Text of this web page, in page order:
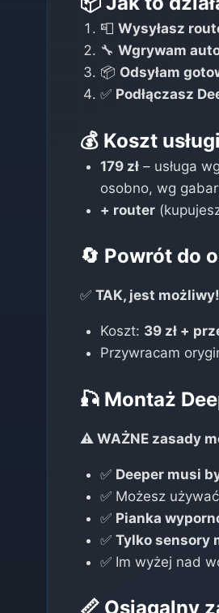
📮Wysyłasz
🔧Wgrywam
📦 Odsyłam
✅ Podłączasz
💰 Koszt
179 zł – usługa
osobno, wg
+ router
🔄 Powrót do
✅ TAK, jest możliwy!
Koszt: 39 zł +
Przywracam
🎣 Montaż
⚠️ WAŻNE zasady
✅ Deeper musi
✅ Możesz używać
✅ Pianka
✅Tylko sensory
✅ Im wyżej nad
📏 Osiągalny